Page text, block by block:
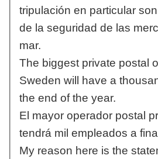
tripulación en particular
de la seguridad de las
mar.
The biggest private postal
Sweden will have a
the end of the year.
El mayor operador postal
tendrá mil empleados a
My reason here is the